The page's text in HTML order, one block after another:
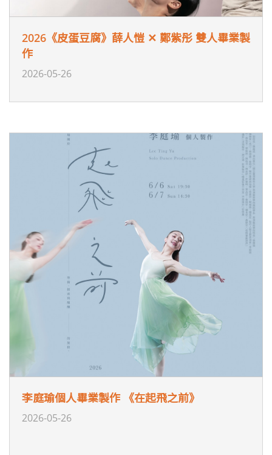
2026《皮蛋豆腐》薛人愷 ✕ 鄭紫彤 雙人畢業製
作
2026-05-26
李庭瑜個人畢業製作 《在起飛之前》
2026-05-26